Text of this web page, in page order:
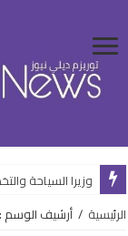
وزيرا السياحة
رئيس الوزراء
الرئيسية / أرشيف الوسم :